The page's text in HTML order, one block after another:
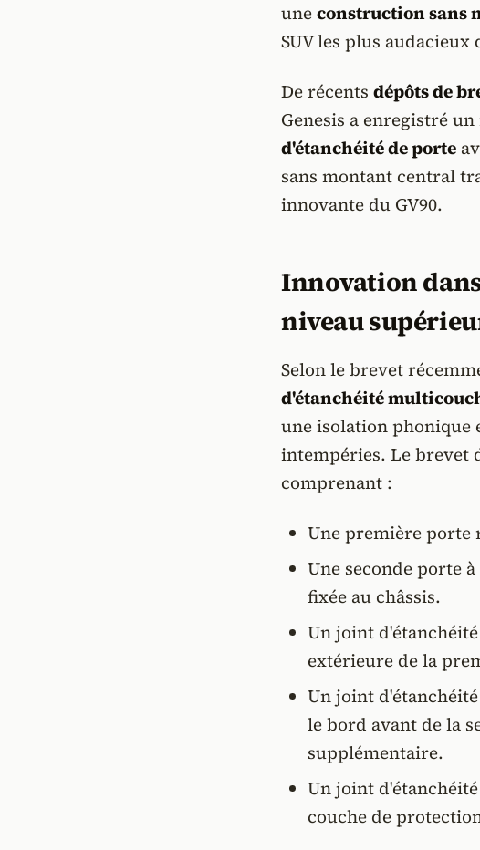
uneconstruction sans
SUV les plus
De récents dépôts de
Genesis a enregistré
d'étanchéité de porte
sans montant central
innovante du GV90.
Innovation
niveau
Selon le brevet
d'étanchéité
une isolation phonique
intempéries. Le brevet
comprenant :
Une première porte
Une seconde porte
fixée au châssis.
Un joint
extérieure de la
Un joint
le bord avant de la
supplémentaire.
Un joint
couche de